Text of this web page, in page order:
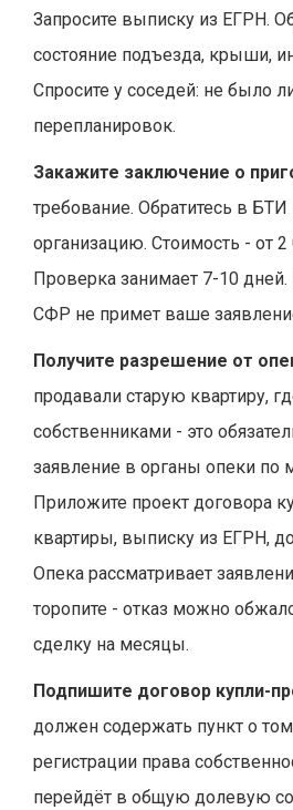
Запросите выписку из ЕГРН.
состояние подъезда, крыши,
Спросите у соседей: не было
перепланировок.
Закажите заключение о
требование. Обратитесь в
организацию. Стоимость - от
Проверка занимает 7-10
СФР не примет ваше
Получите разрешение от
продавали старую квартиру,
собственниками - это
заявление в органы опеки по
Приложите проект договора
квартиры, выписку из ЕГРН,
Опека рассматривает
торопите - отказ можно
сделку на месяцы.
Подпишите договор купли-
должен содержать пункт о
регистрации права
перейдёт в общую долевую